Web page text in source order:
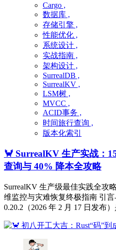
Cargo ,
数据库 ,
存储引擎 ,
性能优化 ,
系统设计 ,
实战指南 ,
架构设计 ,
SurrealDB ,
SurrealKV ,
LSM树 ,
MVCC ,
ACID事务 ,
时间旅行查询 ,
版本化索引
🦀 SurrealKV 生产实战：
查询与 40% 降本全攻略
SurrealKV 生产级最佳实践全攻
维监控与灾难恢复终极指南 引
0.20.2（2026 年 2 月 17 日发布）